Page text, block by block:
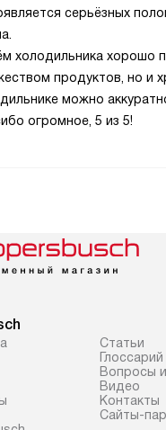
серьёзных
холодильника хорошо
продуктов, но и
можно
огромное, 5 из 5!
Cтатьи
Глоссарий
Вопросы
Видео
Контакты
Сайты-